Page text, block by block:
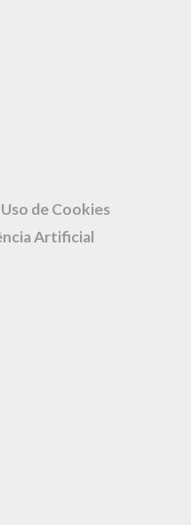
de Cookies
Artificial